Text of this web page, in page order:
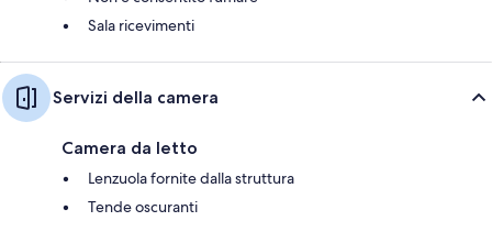
Sala ricevimenti
Servizi della camera
Camera da letto
Lenzuola fornite dalla struttura
Tende oscuranti